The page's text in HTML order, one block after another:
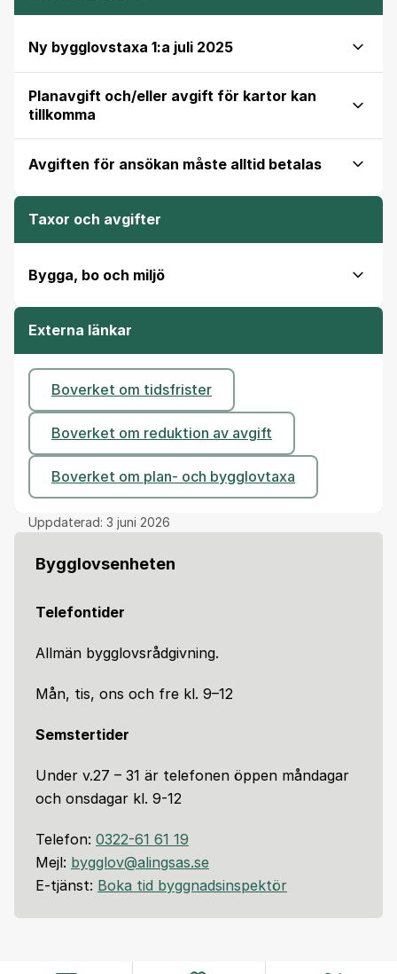
Ny bygglovstaxa 1:a juli 2025
Planavgift och/eller avgift för kartor kan
tillkomma
Avgiften för ansökan måste alltid betalas
Taxor och avgifter
Bygga, bo och miljö
Externa länkar
Boverket om tidsfrister
Boverket om reduktion av avgift
Boverket om plan- och bygglovtaxa
Uppdaterad: 3 juni 2026
Bygglovsenheten
Telefontider
Allmän bygglovsrådgivning.
Mån, tis, ons och fre kl. 9–12
Semstertider
Under v.27 – 31 är telefonen öppen måndagar
och onsdagar kl. 9-12
Telefon: 0322-61 61 19
Mejl: bygglov@alingsas.se
E-tjänst: Boka tid byggnadsinspektör